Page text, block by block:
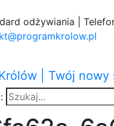
odżywiania |